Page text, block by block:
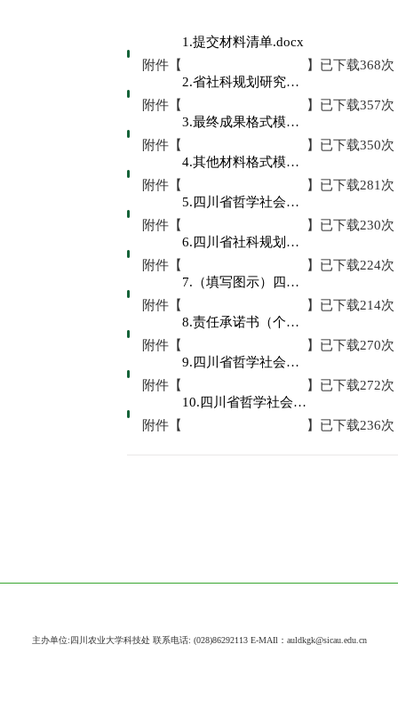
附件【
1.提交材料清单.docx
】已下载368次
附件【
2.省社科规划研究项目鉴定结项审批书.doc
】已下载357次
附件【
3.最终成果格式模板.doc
】已下载350次
附件【
4.其他材料格式模板.doc
】已下载281次
附件【
5.四川省哲学社会科学规划后期资助项目结项审批书.doc
】已下载230次
附件【
6.四川省社科规划项目重要事项变更审批表.doc
】已下载224次
附件【
7.（填写图示）四川省社科规划项目重要事项变更审批表.pdf
】已下载214次
附件【
8.责任承诺书（个人）.doc
】已下载270次
附件【
9.四川省哲学社会科学基金项目资金管理办法(试行).docx
】已下载272次
附件【
10.四川省哲学社会科学规划项目结项免鉴审批表.doc
】已下载236次
主办单位:四川农业大学科技处 联系电话: (028)86292113 E-MAIl：auldkgk@sicau.edu.cn